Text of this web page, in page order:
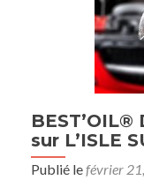
sur L’ISLE
Publié lefévrier